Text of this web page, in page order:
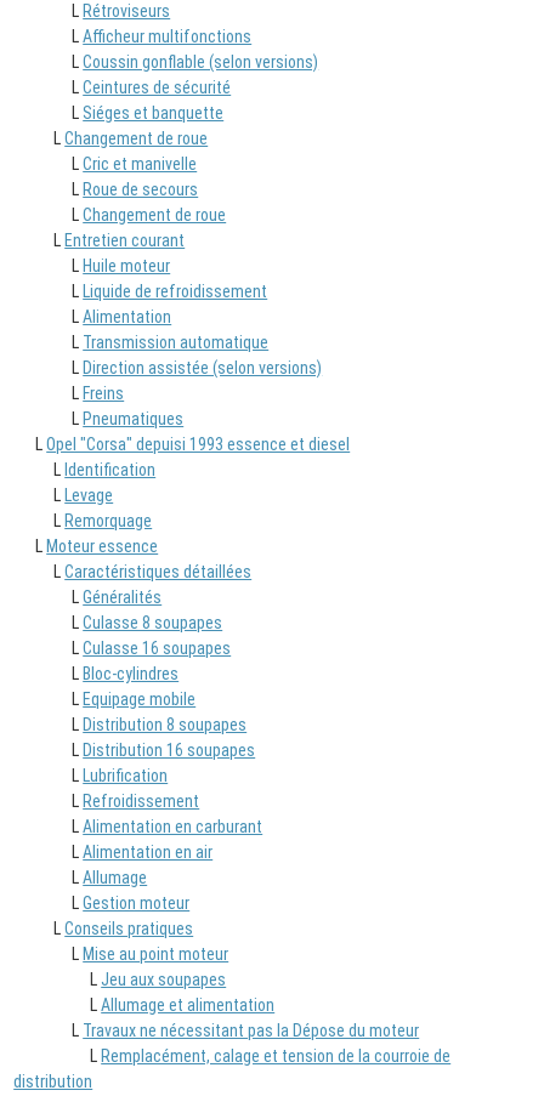
L Rétroviseurs
LAfficheur multifonctions
LCoussin gonflable (selon versions)
LCeintures de sécurité
LSiéges et banquette
LChangement de roue
LCric et manivelle
L Roue de secours
LChangement de roue
L Entretien courant
L Huile moteur
L Liquide de refroidissement
LAlimentation
L Transmission automatique
L Direction assistée (selon versions)
L Freins
L Pneumatiques
LOpel "Corsa" depuisi 1993 essence et diesel
L Identification
L Levage
L Remorquage
L Moteur essence
LCaractéristiques détaillées
LGénéralités
LCulasse 8 soupapes
LCulasse 16 soupapes
L Bloc-cylindres
L Equipage mobile
L Distribution 8 soupapes
L Distribution 16 soupapes
L Lubrification
L Refroidissement
LAlimentation en carburant
LAlimentation en air
LAllumage
LGestion moteur
LConseils pratiques
L Mise au point moteur
LJeu aux soupapes
LAllumage et alimentation
L Travaux ne nécessitant pas la Dépose du moteur
L Remplacément, calage et tension de la courroie de
distribution